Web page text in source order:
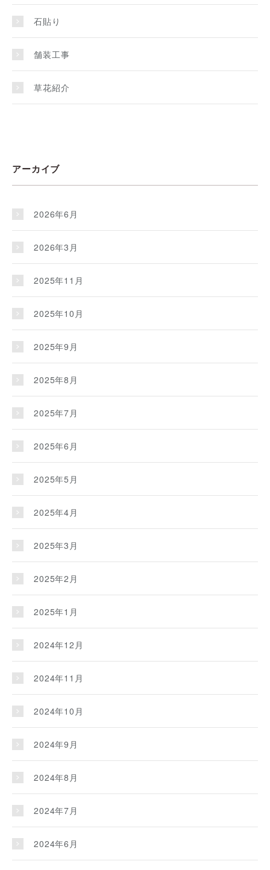
石貼り
舗装工事
草花紹介
アーカイブ
2026年6月
2026年3月
2025年11月
2025年10月
2025年9月
2025年8月
2025年7月
2025年6月
2025年5月
2025年4月
2025年3月
2025年2月
2025年1月
2024年12月
2024年11月
2024年10月
2024年9月
2024年8月
2024年7月
2024年6月